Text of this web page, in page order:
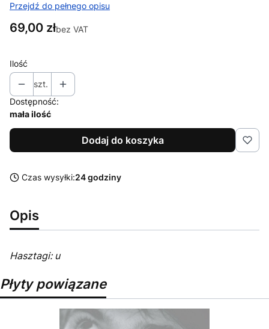
Przejdź do pełnego opisu
Cena
69,00 złbez VAT
Ilość
szt.
Dostępność:
mała ilość
Dodaj do koszyka
Czas wysyłki:24 godziny
Opis
Hasztagi: u
Płyty powiązane